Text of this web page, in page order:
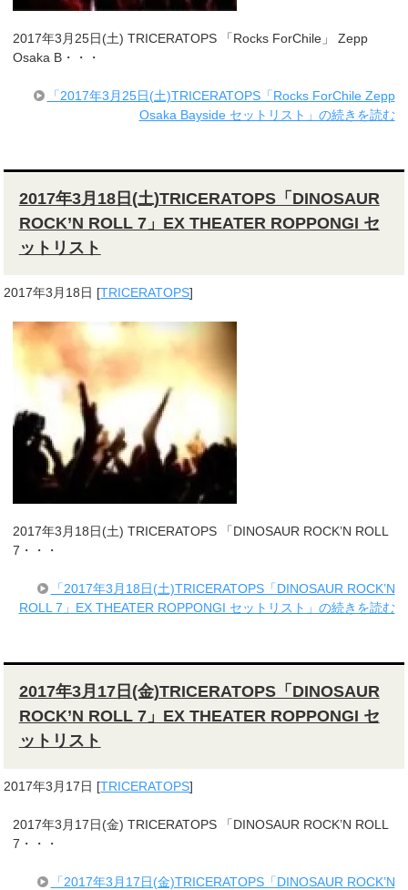
2017年3月25日(土) TRICERATOPS 「Rocks ForChile」 Zepp
Osaka B・・・
「2017年3月25日(土)TRICERATOPS「Rocks ForChile Zepp
Osaka Bayside セットリスト」の続きを読む
2017年3月18日(土)TRICERATOPS「DINOSAUR
ROCK’N ROLL 7」EX THEATER ROPPONGI セ
ットリスト
2017年3月18日 [TRICERATOPS]
2017年3月18日(土) TRICERATOPS 「DINOSAUR ROCK’N ROLL
7・・・
「2017年3月18日(土)TRICERATOPS「DINOSAUR ROCK’N
ROLL 7」EX THEATER ROPPONGI セットリスト」の続きを読む
2017年3月17日(金)TRICERATOPS「DINOSAUR
ROCK’N ROLL 7」EX THEATER ROPPONGI セ
ットリスト
2017年3月17日 [TRICERATOPS]
2017年3月17日(金) TRICERATOPS 「DINOSAUR ROCK’N ROLL
7・・・
「2017年3月17日(金)TRICERATOPS「DINOSAUR ROCK’N